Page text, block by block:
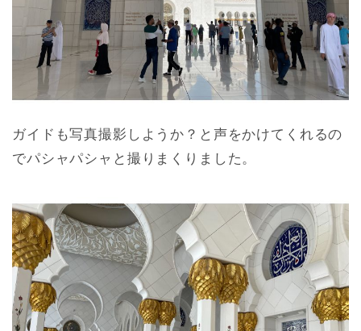
ガイドも写真撮影しようか？と声をかけてくれるの
でパシャパシャと撮りまくりました。